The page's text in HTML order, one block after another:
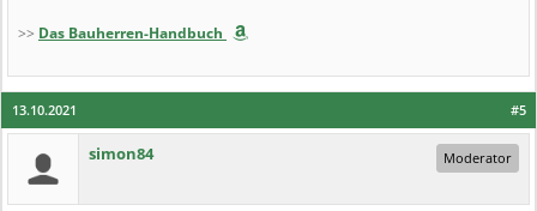
>> Das Bauherren-Handbuch
#5
13.10.2021
simon84 Moderator